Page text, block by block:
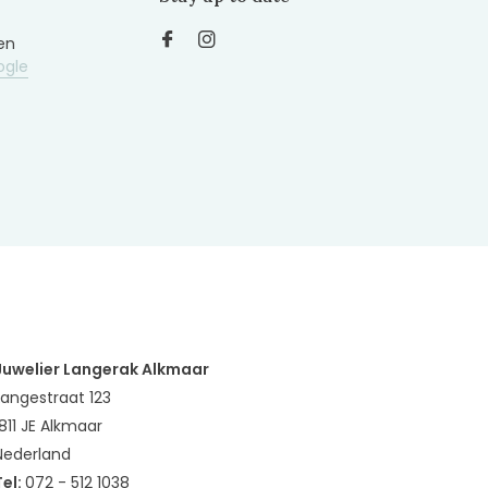
Langerak Alkmaar
123
JE Alkmaar
072 - 512 1038